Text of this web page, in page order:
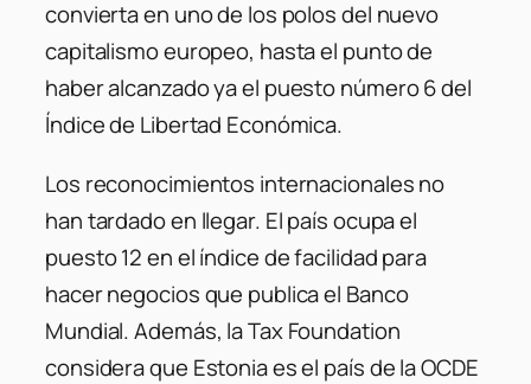
convierta en uno de los polos del nuevo
capitalismo europeo, hasta el punto de
haber alcanzado ya el puesto número 6 del
Índice de Libertad Económica.
Los reconocimientos internacionales no
han tardado en llegar. El país ocupa el
puesto 12 en el índice de facilidad para
hacer negocios que publica el Banco
Mundial. Además, la Tax Foundation
considera que Estonia es el país de la OCDE